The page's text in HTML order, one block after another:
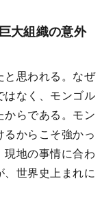
大組織の意外
思われる。なぜ
はなく、モンゴル
らである。モン
からこそ強かっ
現地の事情に合わ
世界史上まれに